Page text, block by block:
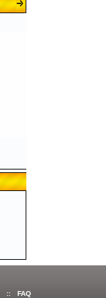
:: FAQ